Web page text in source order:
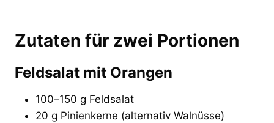
Zutaten für zwei Portionen
Feldsalat mit Orangen
100–150 g Feldsalat
20 g Pinienkerne (alternativ Walnüsse)